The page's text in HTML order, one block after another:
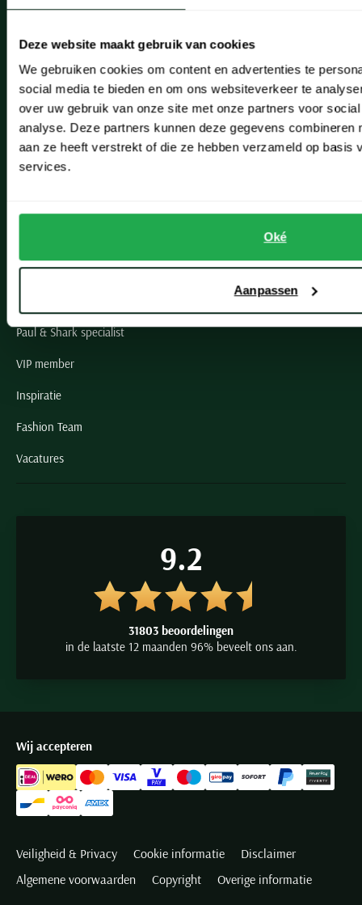
Deze website maakt gebruik van cookies
We gebruiken cookies om content en advertenties te
social media te bieden en om ons websiteverkeer te
over uw gebruik van onze site met onze partners voor
analyse. Deze partners kunnen deze gegevens combineren
aan ze heeft verstrekt of die ze hebben verzameld op basis
services.
Oké
Aanpassen
Hillegom
Leiderdorp
Lisse
Noordwijk
Openingstijden winkels
Schulte Herenmode
Paul & Shark specialist
VIP member
Inspiratie
Fashion Team
Vacatures
9.2
31803 beoordelingen
in de laatste 12 maanden 96% beveelt ons aan.
Wij accepteren
Veiligheid & Privacy Cookie informatie
Disclaimer
Algemene voorwaarden
Copyright Overige informatie